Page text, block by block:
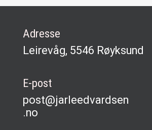
Adresse
Leirevåg, 5546 Røyksund
E-post
post@jarleedvardsen
.no